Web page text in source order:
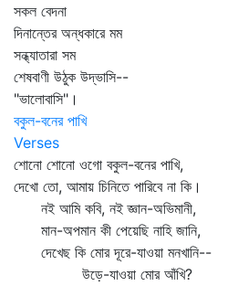
সকল বেদনা
দিনান্তের অন্ধকারে মম
সন্ধ্যাতারা সম
শেষবাণী উঠুক উদ্ভাসি--
"ভালোবাসি"।
বকুল-বনের পাখি
Verses
শোনো শোনো ওগো বকুল-বনের পাখি,
দেখো তো, আমায় চিনিতে পারিবে না কি।
নই আমি কবি, নই জ্ঞান-অভিমানী,
মান-অপমান কী পেয়েছি নাহি জানি,
দেখেছ কি মোর দূরে-যাওয়া মনখানি--
উড়ে-যাওয়া মোর আঁখি?